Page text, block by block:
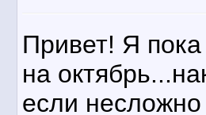
Привет! Я
на
если